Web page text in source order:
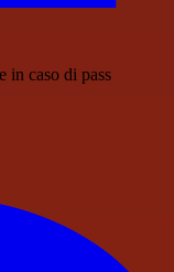
in caso di pass